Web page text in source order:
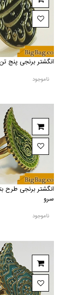
انگشتر برنجی پنج
ناموجود
انگشتر برنجی طرح
سرو
ناموجود